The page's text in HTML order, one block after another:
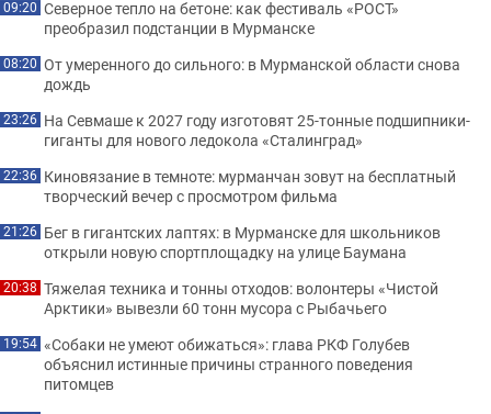
09:20 Северное тепло на бетоне: как фестиваль «РОСТ»
преобразил подстанции в Мурманске
08:20 От умеренного до сильного: в Мурманской области снова
дождь
23:26 На Севмаше к 2027 году изготовят 25-тонные подшипники-
гиганты для нового ледокола «Сталинград»
22:36 Киновязание в темноте: мурманчан зовут на бесплатный
творческий вечер с просмотром фильма
21:26 Бег в гигантских лаптях: в Мурманске для школьников
открыли новую спортплощадку на улице Баумана
20:38 Тяжелая техника и тонны отходов: волонтеры «Чистой
Арктики» вывезли 60 тонн мусора с Рыбачьего
19:54 «Собаки не умеют обижаться»: глава РКФ Голубев
объяснил истинные причины странного поведения
питомцев